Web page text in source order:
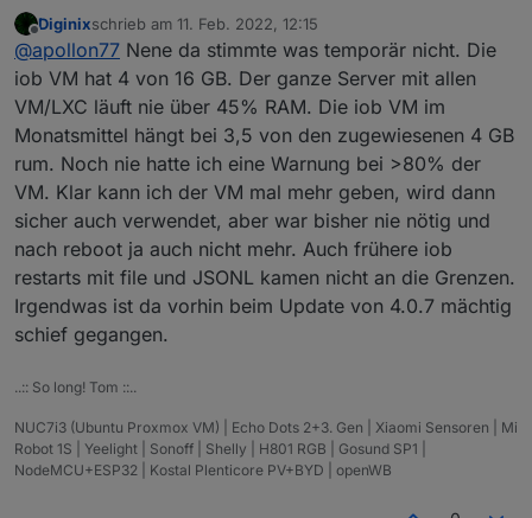
GB knapp :-)
@AlCalzoneschaut mal ob wir noch was bezüglich
der Datenbank Initialisierung optimieren können
Offline
Diginixschrieb am 11. Feb. 2022, 12:15
zuletzt editiert von
@apollon77 Nene da stimmte was temporär nicht. Die
iob VM hat 4 von 16 GB. Der ganze Server mit allen
VM/LXC läuft nie über 45% RAM. Die iob VM im
Monatsmittel hängt bei 3,5 von den zugewiesenen 4 GB
rum. Noch nie hatte ich eine Warnung bei >80% der
VM. Klar kann ich der VM mal mehr geben, wird dann
sicher auch verwendet, aber war bisher nie nötig und
nach reboot ja auch nicht mehr. Auch frühere iob
restarts mit file und JSONL kamen nicht an die Grenzen.
Irgendwas ist da vorhin beim Update von 4.0.7 mächtig
schief gegangen.
..:: So long! Tom ::..
NUC7i3 (Ubuntu Proxmox VM) | Echo Dots 2+3. Gen | Xiaomi Sensoren | Mi
Robot 1S | Yeelight | Sonoff | Shelly | H801 RGB | Gosund SP1 |
NodeMCU+ESP32 | Kostal Plenticore PV+BYD | openWB